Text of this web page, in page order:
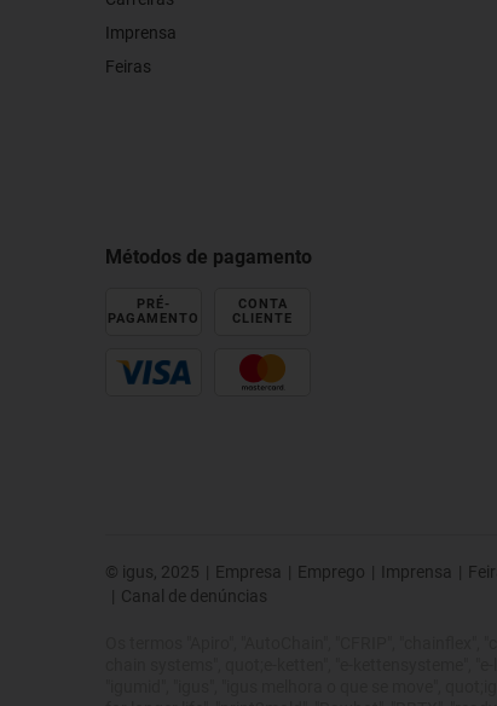
Imprensa
Feiras
Métodos de pagamento
PRÉ-
PAGAMENTO
CONTA
CLIENTE
© igus, 2025 | Empresa | Emprego | Imprensa |
| Canal de denúncias